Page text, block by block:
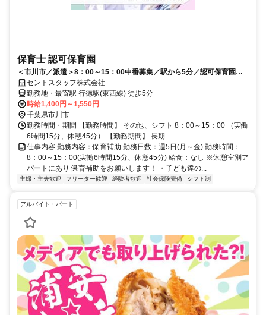
保育士 認可保育園
＜市川市／派遣＞8：00～15：00中番募集／駅から5分／認可保育園／
時給1400円以上
セントスタッフ株式会社
勤務地・最寄駅 行徳駅(東西線) 徒歩5分
時給1,400円～1,550円
千葉県市川市
勤務時間・期間 【勤務時間】 その他、シフト 8：00～15：00 （実働
6時間15分、休憩45分） 【勤務期間】 長期
仕事内容 勤務内容：保育補助 勤務日数：週5日(月～金) 勤務時間：
8：00～15：00(実働6時間15分、休憩45分) 給食：なし ※休憩室別ア
パートにあり 保育補助をお願いします！ ・子ども達の...
主婦・主夫歓迎 フリーター歓迎 経験者歓迎 社会保険完備 シフト制
アルバイト・パート